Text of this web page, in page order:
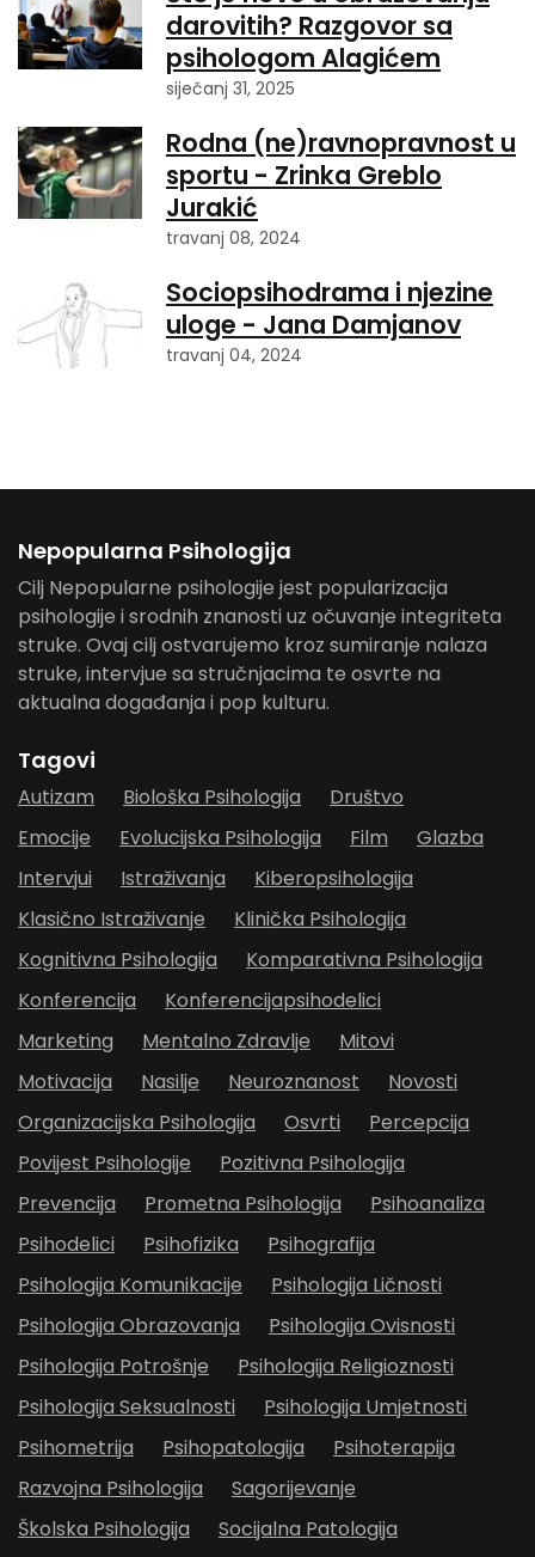
darovitih? Razgovor sa
psihologom Alagićem
siječanj 31, 2025
Rodna (ne)ravnopravnost u
sportu - Zrinka Greblo
Jurakić
travanj 08, 2024
Sociopsihodrama i njezine
uloge - Jana Damjanov
travanj 04, 2024
Nepopularna Psihologija
Cilj Nepopularne psihologije jest popularizacija
psihologije i srodnih znanosti uz očuvanje integriteta
struke. Ovaj cilj ostvarujemo kroz sumiranje nalaza
struke, intervjue sa stručnjacima te osvrte na
aktualna događanja i pop kulturu.
Tagovi
Autizam Biološka Psihologija
Društvo
Emocije
Evolucijska Psihologija Film
Glazba
Intervjui
Istraživanja
Kiberopsihologija
Klasično Istraživanje
Klinička Psihologija
Kognitivna Psihologija
Komparativna Psihologija
Konferencija
Konferencijapsihodelici
Marketing
Mentalno Zdravlje
Mitovi
Motivacija
Nasilje Neuroznanost
Novosti
Organizacijska Psihologija
Osvrti
Percepcija
Povijest Psihologije
Pozitivna Psihologija
Prevencija
Prometna Psihologija
Psihoanaliza
Psihodelici
Psihofizika
Psihografija
Psihologija Komunikacije
Psihologija Ličnosti
Psihologija Obrazovanja
Psihologija Ovisnosti
Psihologija Potrošnje
Psihologija Religioznosti
Psihologija Seksualnosti
Psihologija Umjetnosti
Psihometrija
Psihopatologija
Psihoterapija
Razvojna Psihologija
Sagorijevanje
Školska Psihologija
Socijalna Patologija